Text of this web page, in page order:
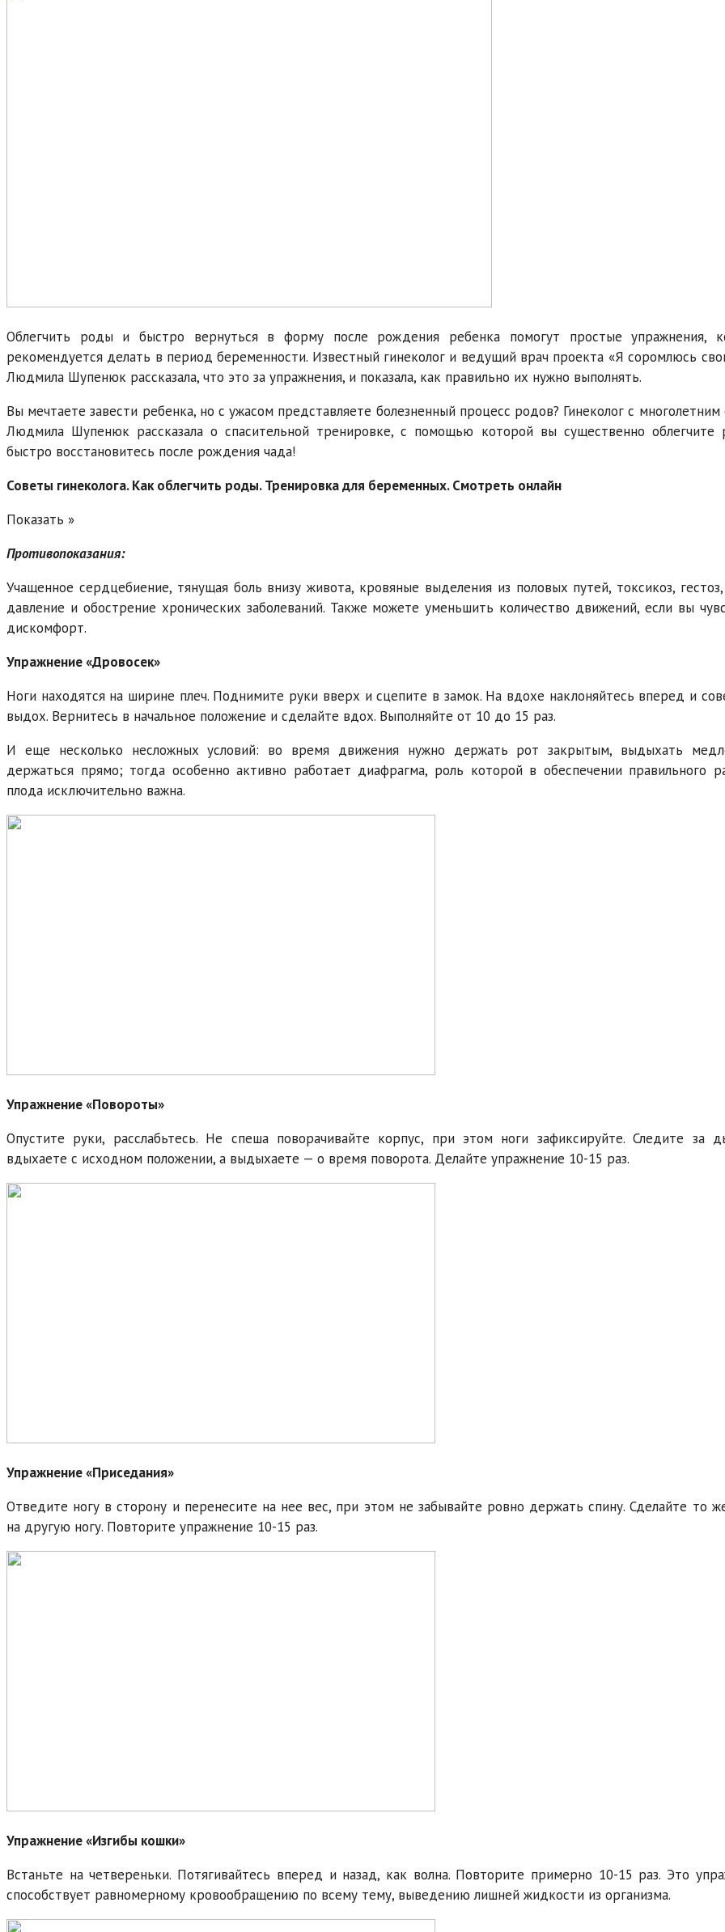
Облегчить роды и быстро вернуться в форму после рождения ребенка помогут простые упражнения,
рекомендуется делать в период беременности. Известный гинеколог и ведущий врач проекта «Я соромлюсь
Людмила Шупенюк рассказала, что это за упражнения, и показала, как правильно их нужно выполнять.
Вы мечтаете завести ребенка, но с ужасом представляете болезненный процесс родов? Гинеколог с
Людмила Шупенюк рассказала о спасительной тренировке, с помощью которой вы существенно
быстро восстановитесь после рождения чада!
Советы гинеколога. Как облегчить роды. Тренировка для беременных. Смотреть онлайн
Показать »
Противопоказания:
Учащенное сердцебиение, тянущая боль внизу живота, кровяные выделения из половых путей, токсикоз,
давление и обострение хронических заболеваний. Также можете уменьшить количество движений, если вы
дискомфорт.
Упражнение «Дровосек»
Ноги находятся на ширине плеч. Поднимите руки вверх и сцепите в замок. На вдохе наклоняйтесь вперед и
выдох. Вернитесь в начальное положение и сделайте вдох. Выполняйте от 10 до 15 раз.
И еще несколько несложных условий: во время движения нужно держать рот закрытым, выдыхать
держаться прямо; тогда особенно активно работает диафрагма, роль которой в обеспечении правильного
плода исключительно важна.
Упражнение «Повороты»
Опустите руки, расслабьтесь. Не спеша поворачивайте корпус, при этом ноги зафиксируйте. Следите за
вдыхаете с исходном положении, а выдыхаете — о время поворота. Делайте упражнение 10-15 раз.
Упражнение «Приседания»
Отведите ногу в сторону и перенесите на нее вес, при этом не забывайте ровно держать спину. Сделайте то
на другую ногу. Повторите упражнение 10-15 раз.
Упражнение «Изгибы кошки»
Встаньте на четвереньки. Потягивайтесь вперед и назад, как волна. Повторите примерно 10-15 раз. Это
способствует равномерному кровообращению по всему тему, выведению лишней жидкости из организма.